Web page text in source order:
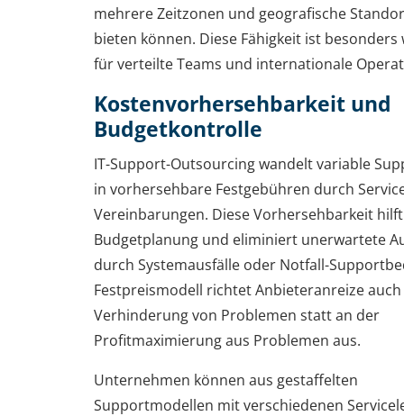
mehrere Zeitzonen und geografische
bieten können. Diese Fähigkeit ist besonders
für verteilte Teams und internationale
Kostenvorhersehbarkeit und
Budgetkontrolle
IT-Support-Outsourcing wandelt variable
in vorhersehbare Festgebühren durch
Vereinbarungen. Diese Vorhersehbarkeit
Budgetplanung und eliminiert unerwartete
durch Systemausfälle oder Notfall-
Festpreismodell richtet Anbieteranreize
Verhinderung von Problemen statt an der
Profitmaximierung aus Problemen aus.
Unternehmen können aus gestaffelten
Supportmodellen mit verschiedenen